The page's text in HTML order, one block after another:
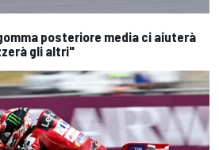
posteriore media ci aiuterà
gli altri"